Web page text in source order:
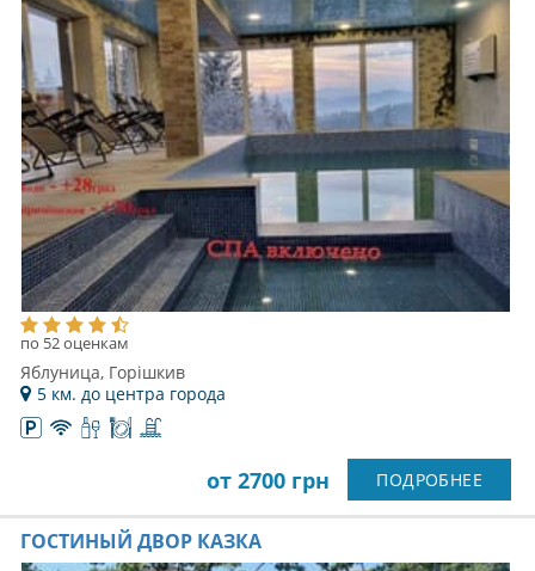
по 52 оценкам
Яблуница, Горішкив
5 км. до центра города
от 2700 грн ПОДРОБНЕЕ
ГОСТИНЫЙ ДВОР КАЗКА